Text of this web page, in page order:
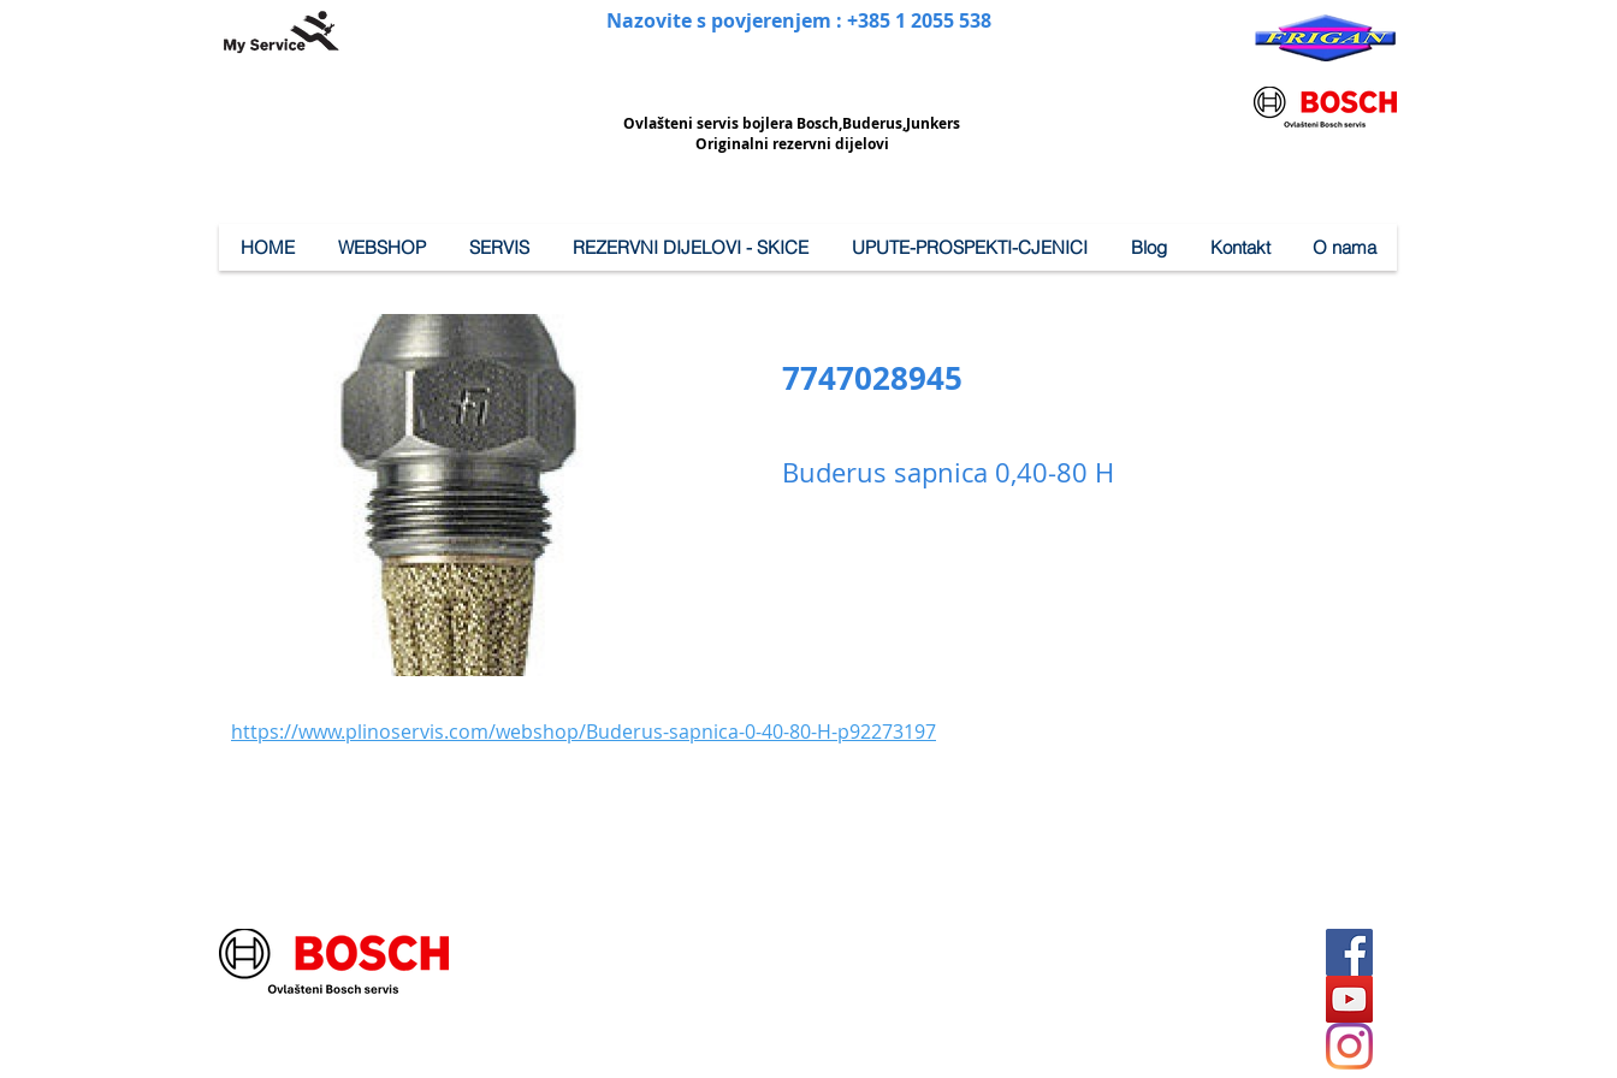
Nazovite s povjerenjem : +385 1 2055 538
Ovlašteni servis bojlera Bosch,Buderus,Junkers
Originalni rezervni dijelovi
HOME WEBSHOP SERVIS REZERVNI DIJELOVI - SKICE UPUTE-PROSPEKTI-CJENICI Blog Kontakt O nama
7747028945
Buderus sapnica 0,40-80 H
https://www.plinoservis.com/webshop/Buderus-sapnica-0-40-80-H-p92273197